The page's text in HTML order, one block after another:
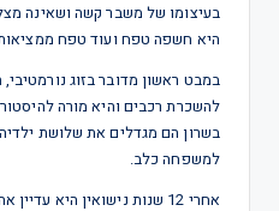
בעיצומו של משבר קשה ושאינה
היא חשפה טפח ועוד טפח ממציאות
במבט ראשון מדובר בזוג
בשרון הם מגדלים את שלושת
למשפחה כלב.
אחרי 12 שנות נישואין היא